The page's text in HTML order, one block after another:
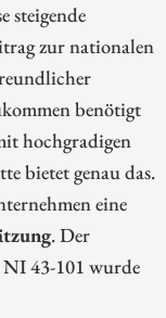
steigende
zur nationalen
benötigt
hochgradigen
bietet genau das.
eine
. Der
NI 43-101 wurde